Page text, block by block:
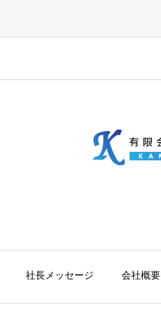
社長メッセージ 会社概要